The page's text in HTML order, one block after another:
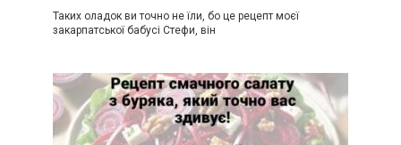
Таких оладок ви точно не їли, бо це рецепт моєї
закарпатської бабусі Стефи, він